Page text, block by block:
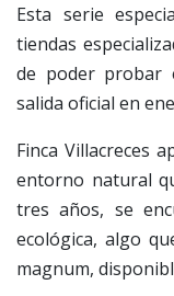
Esta serie
tiendas
de poder probar
salida oficial en
Finca Villacreces
entorno natural
tres años, se
ecológica, algo
magnum,